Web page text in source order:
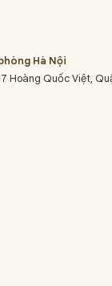
Hà Nội
Hoàng Quốc Việt,